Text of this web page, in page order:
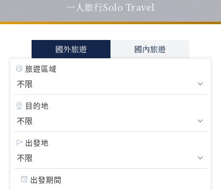
父親節．限時特別企劃一人旅行Solo Travel
國外旅遊 國內旅遊
旅遊區域
目的地
出發地
出發期間